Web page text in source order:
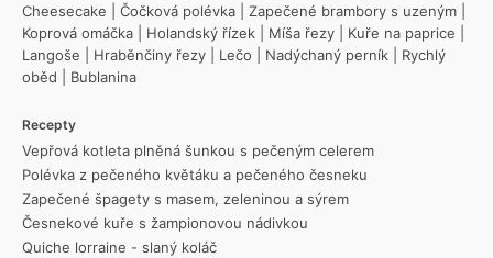
Cheesecake
Čočková polévka Zapečené brambory s uzeným
Koprová omáčka
Holandský řízek Míša řezy Kuře na paprice
Langoše
Hraběnčiny řezy Lečo Nadýchaný perník
Rychlý
oběd
Bublanina
Recepty
Vepřová kotleta plněná šunkou s pečeným celerem
Polévka z pečeného květáku a pečeného česneku
Zapečené špagety s masem, zeleninou a sýrem
Česnekové kuře s žampionovou nádivkou
Quiche lorraine - slaný koláč